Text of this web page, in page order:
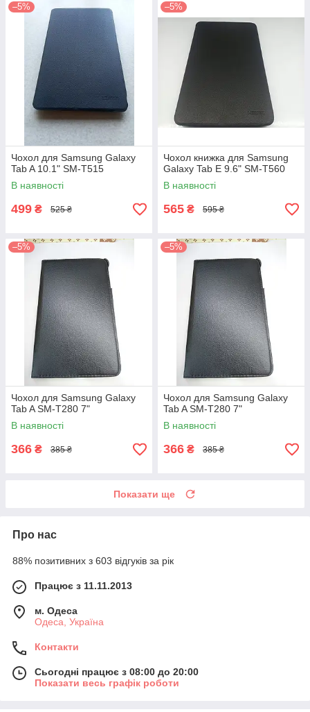
–5%
Чохол для Samsung Galaxy
Tab A 10.1" SM-T515
В наявності
499 ₴ 525 ₴
–5%
Чохол книжка для Samsung
Galaxy Tab E 9.6" SM-T560
В наявності
565 ₴ 595 ₴
–5%
Чохол для Samsung Galaxy
Tab A SM-T280 7"
В наявності
366 ₴ 385 ₴
–5%
Чохол для Samsung Galaxy
Tab A SM-T280 7"
В наявності
366 ₴ 385 ₴
Показати ще
Про нас
88% позитивних з 603 відгуків за рік
Працює з 11.11.2013
м. Одеса
Одеса, Україна
Контакти
Сьогодні працює з 08:00 до 20:00
Показати весь графік роботи